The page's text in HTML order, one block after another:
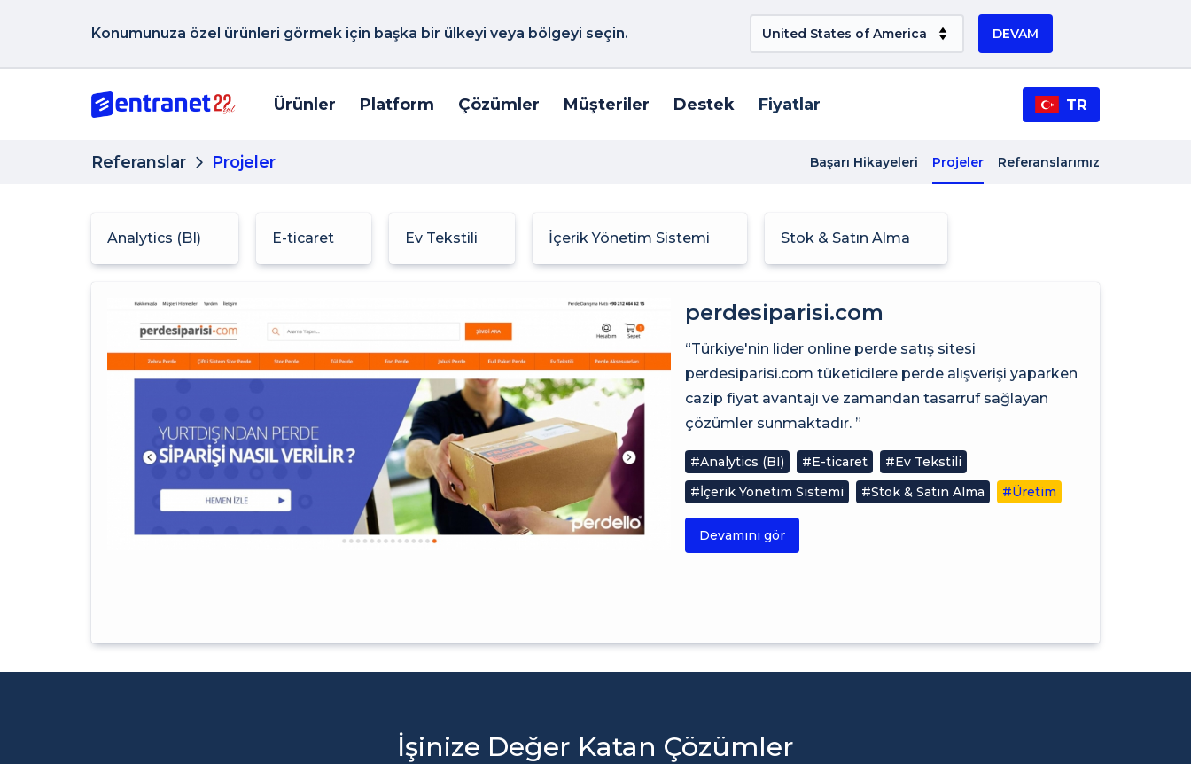
Konumunuza özel ürünleri görmek için başka bir ülkeyi veya bölgeyi seçin. DEVAM
Ürünler Platform Çözümler Müşteriler Destek Fiyatlar TR
Referanslar Projeler Başarı Hikayeleri Projeler Referanslarımız
Analytics (BI) E-ticaret Ev Tekstili İçerik Yönetim Sistemi Stok & Satın Alma
perdesiparisi.com
“Türkiye'nin lider online perde satış sitesi
perdesiparisi.com tüketicilere perde alışverişi yaparken
cazip fiyat avantajı ve zamandan tasarruf sağlayan
çözümler sunmaktadır. ”
#Analytics (BI) #E-ticaret
#Ev Tekstili
#İçerik Yönetim Sistemi
#Stok & Satın Alma #Üretim
Devamını gör
İşinize Değer Katan Çözümler